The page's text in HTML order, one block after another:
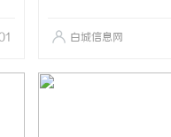
白城信息网